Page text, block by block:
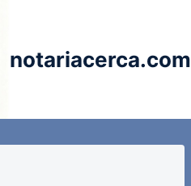
notariacerca.com